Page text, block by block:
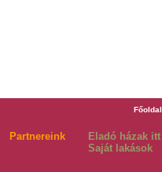
Főoldal
Partnereink Eladó házak itt
Saját lakások